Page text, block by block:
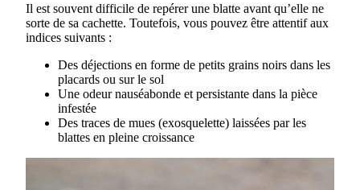
Il est souvent difficile de repérer une blatte avant qu’elle ne
sorte de sa cachette. Toutefois, vous pouvez être attentif aux
indices suivants :
Des déjections en forme de petits grains noirs dans les
placards ou sur le sol
Une odeur nauséabonde et persistante dans la pièce
infestée
Des traces de mues (exosquelette) laissées par les
blattes en pleine croissance